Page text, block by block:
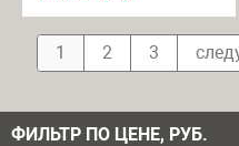
ФИЛЬТР ПО ЦЕНЕ, РУБ.
1 2 3